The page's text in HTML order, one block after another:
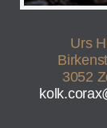
Urs
3052